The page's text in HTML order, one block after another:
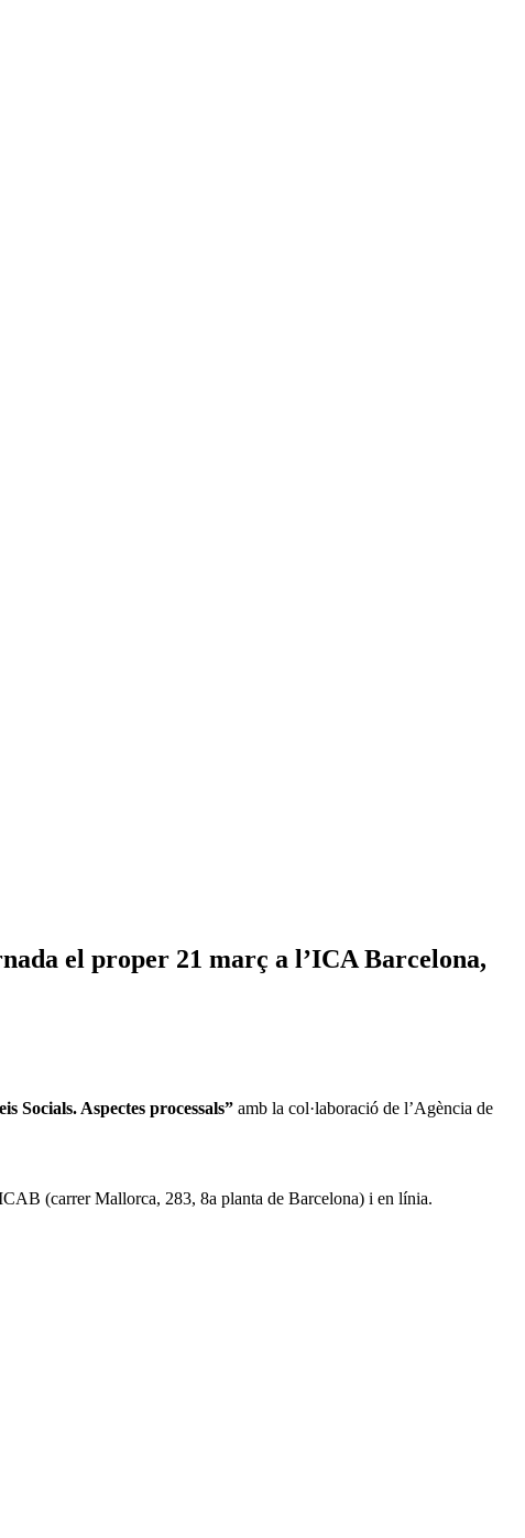
el proper 21 març a l’ICA Barcelona,
Socials. Aspectes processals” amb la col·laboració de l’Agència de
(carrer Mallorca, 283, 8a planta de Barcelona) i en línia.